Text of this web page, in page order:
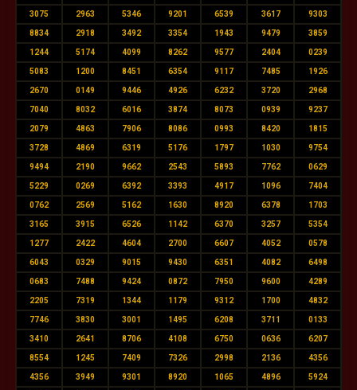
3075 2963 5346 9201 6539 3617 9303
8834 2918 3492 3354 1943 9479 3859
1244 5174 4099 8262 9577 2404 0239
5083 1200 8451 6354 9117 7485 1926
2670 0149 9446 4926 6232 3720 2968
7040 8032 6016 3874 8073 0939 9237
2079 4863 7906 8086 0993 8420 1815
3728 4869 6319 5176 1797 1030 9754
9494 2190 9662 2543 5893 7762 0629
5229 0269 6392 3393 4917 1096 7404
0762 2569 5162 1630 8920 6378 1703
3165 3915 6526 1142 6370 3257 5354
1277 2422 4604 2700 6607 4052 0578
6043 0329 9015 9430 6351 4082 6498
0683 7488 9424 0872 7950 9600 4289
2205 7319 1344 1179 9312 1700 4832
7746 3830 3001 1495 6208 3711 0133
3410 2641 8706 4108 6750 0636 6207
8554 1245 7409 7326 2998 2136 4356
4356 3949 9301 8920 1065 4896 5924